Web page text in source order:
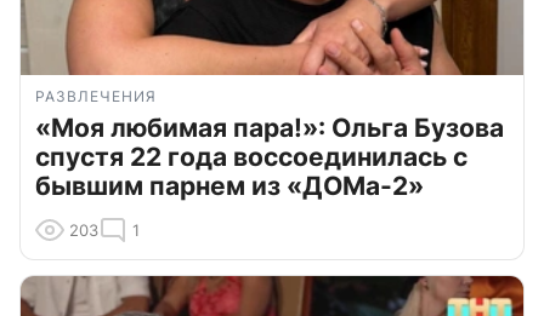
РАЗВЛЕЧЕНИЯ
«Моя любимая пара!»: Ольга Бузова
спустя 22 года воссоединилась с
бывшим парнем из «ДОМа-2»
203 1